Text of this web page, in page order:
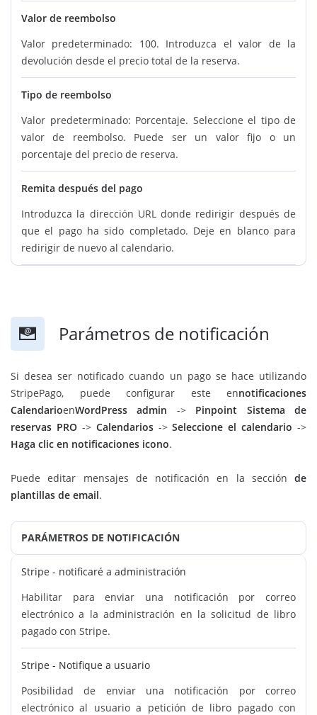
Valor de reembolso
Valor predeterminado: 100. Introduzca el valor de la
devolución desde el precio total de la reserva.
Tipo de reembolso
Valor predeterminado: Porcentaje. Seleccione el tipo de
valor de reembolso. Puede ser un valor fijo o un
porcentaje del precio de reserva.
Remita después del pago
Introduzca la dirección URL donde redirigir después de
que el pago ha sido completado. Deje en blanco para
redirigir de nuevo al calendario.
Parámetros de notificación
Si desea ser notificado cuando un pago se hace utilizando
StripePago, puede configurar este ennotificaciones
CalendarioenWordPress admin ->Pinpoint Sistema de
reservas PRO ->Calendarios ->Seleccione el calendario ->
Haga clic en notificaciones icono.
Puede editar mensajes de notificación en la sección de
plantillas de email.
PARÁMETROS DE NOTIFICACIÓN
Stripe - notificaré a administración
Habilitar para enviar una notificación por correo
electrónico a la administración en la solicitud de libro
pagado con Stripe.
Stripe - Notifique a usuario
Posibilidad de enviar una notificación por correo
electrónico al usuario a petición de libro pagado con